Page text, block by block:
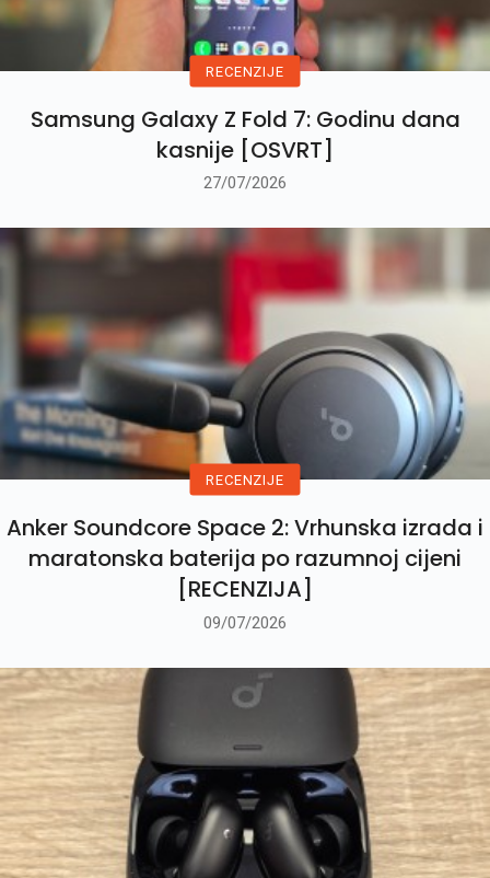
RECENZIJE
Samsung Galaxy Z Fold 7: Godinu dana
kasnije [OSVRT]
27/07/2026
RECENZIJE
Anker Soundcore Space 2: Vrhunska izrada i
maratonska baterija po razumnoj cijeni
[RECENZIJA]
09/07/2026